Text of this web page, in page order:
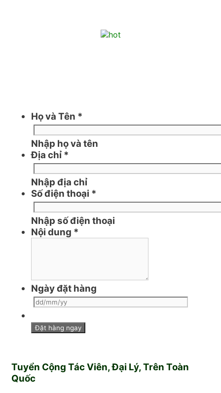
Họ và Tên *
Nhập họ và tên
Địa chỉ *
Nhập địa chỉ
Số điện thoại *
Nhập số điện thoại
Nội dung *
Ngày đặt hàng
Tuyển Cộng Tác Viên, Đại Lý, Trên Toàn
Quốc